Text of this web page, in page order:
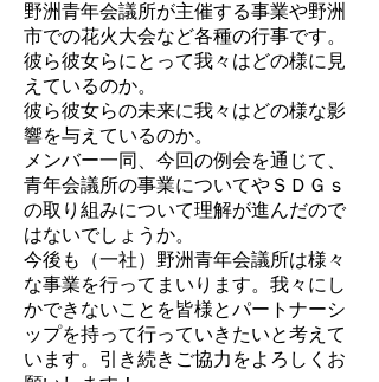
野洲青年会議所が主催する事業や野洲
市での花火大会など各種の行事です。
彼ら彼女らにとって我々はどの様に見
えているのか。
彼ら彼女らの未来に我々はどの様な影
響を与えているのか。
メンバー一同、今回の例会を通じて、
青年会議所の事業についてやＳＤＧｓ
の取り組みについて理解が進んだので
はないでしょうか。
今後も（一社）野洲青年会議所は様々
な事業を行ってまいります。我々にし
かできないことを皆様とパートナーシ
ップを持って行っていきたいと考えて
います。引き続きご協力をよろしくお